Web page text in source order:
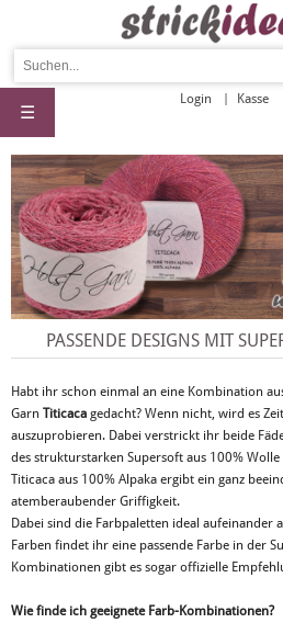
Login Kasse
☰
PASSENDE DESIGNS MIT
Habt ihr schon einmal an eine Kombination
Garn Titicaca gedacht? Wenn nicht, wird es
auszuprobieren. Dabei verstrickt ihr beide
des strukturstarken Supersoft aus 100%
Titicaca aus 100% Alpaka ergibt ein ganz
atemberaubender Griffigkeit.
Dabei sind die Farbpaletten ideal aufeinander
Farben findet ihr eine passende Farbe in der
Kombinationen gibt es sogar offizielle
Wie finde ich geeignete Farb-Kombinationen?